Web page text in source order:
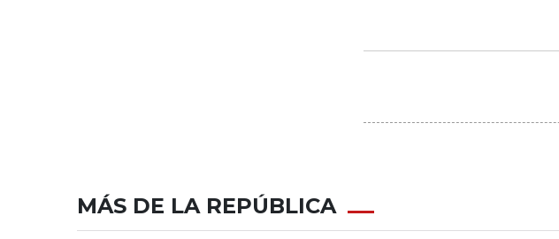
MÁS DE LA REPÚBLICA